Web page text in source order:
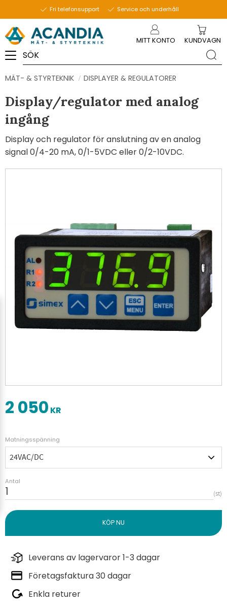
Fri telefonsupport Service och underhåll
MITT KONTO KUNDVAGN
MÄT- & STYRTEKNIK DISPLAYER & REGULATORER
Display/regulator med analog
ingång
Display och regulator för anslutning av en analog
signal 0/4-20 mA, 0/1-5VDC eller 0/2-10VDC​.
2 050 KR
Matningsspänning
Antal
st
Leverans av lagervaror 1-3 dagar
Företagsfaktura 30 dagar
Enkla returer